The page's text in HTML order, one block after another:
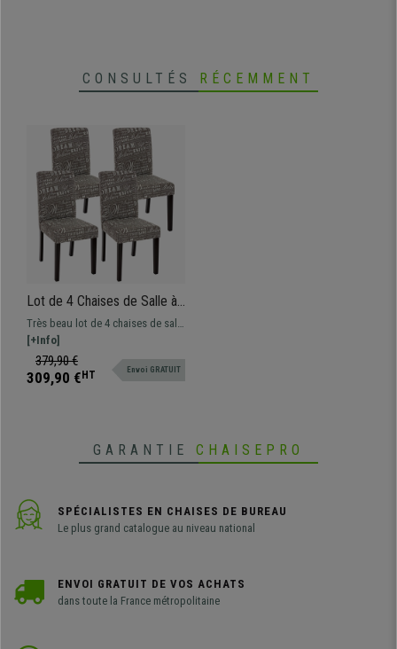
CONSULTÉS RÉCEMMENT
Lot de 4 Chaises de Salle à
Manger DALI TISSU, Beau
Design, Gris avec Motifs,
Pieds Noirs
Très beau lot de 4 chaises de salle
à manger DALI. Fabriquées avec
des matériaux de qualité. Très
élégantes, avec motifs décoratifs.
[+Info]
379,90 €
309,90 € HT Envoi GRATUIT
GARANTIE CHAISEPRO
SPÉCIALISTES EN CHAISES DE BUREAU
Le plus grand catalogue au niveau national
ENVOI GRATUIT DE VOS ACHATS
dans toute la France métropolitaine